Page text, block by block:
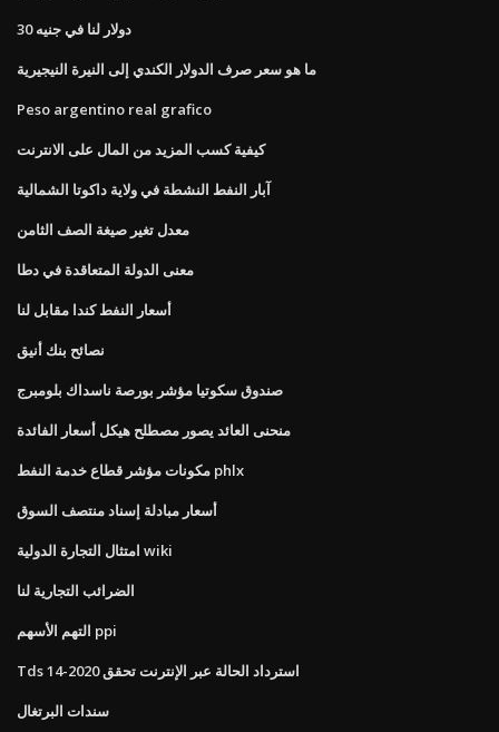
30 دولار لنا في جنيه
ما هو سعر صرف الدولار الكندي إلى النيرة النيجيرية
Peso argentino real grafico
كيفية كسب المزيد من المال على الانترنت
آبار النفط النشطة في ولاية داكوتا الشمالية
معدل تغير صيغة الصف الثامن
معنى الدولة المتعاقدة في دطا
أسعار النفط كندا مقابل لنا
نصائح بنك أنيق
صندوق سكوتيا مؤشر بورصة ناسداك بلومبرج
منحنى العائد يصور مصطلح هيكل أسعار الفائدة
مكونات مؤشر قطاع خدمة النفط phlx
أسعار مبادلة إسناد منتصف السوق
امتثال التجارة الدولية wiki
الضرائب التجارية لنا
التهم الأسهم ppi
Tds استرداد الحالة عبر الإنترنت تحقق 2020-14
سندات البرتغال